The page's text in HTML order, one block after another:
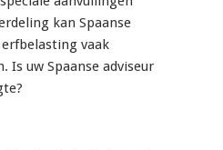
kan Spaanse
vaak
Is uw Spaanse adviseur